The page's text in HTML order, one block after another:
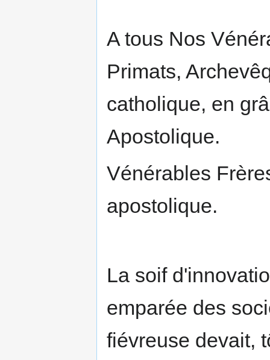
A tous Nos
Primats,
catholique, en
Apostolique.
Vénérables
apostolique.
La soif
emparée des
fiévreuse devait,